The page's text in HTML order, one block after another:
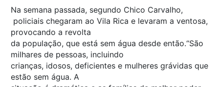
Na semana passada, segundo Chico Carvalho,
policiais chegaram ao Vila Rica e levaram a ventosa,
provocando a revolta
da população, que está sem água desde então.“São
milhares de pessoas, incluindo
crianças, idosos, deficientes e mulheres grávidas que
estão sem água. A